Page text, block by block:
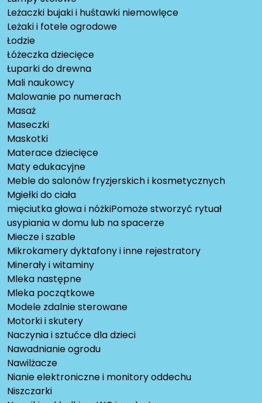
Leżaczki bujaki i huśtawki niemowlęce
Leżaki i fotele ogrodowe
Łodzie
Łóżeczka dziecięce
Łuparki do drewna
Mali naukowcy
Malowanie po numerach
Masaż
Maseczki
Maskotki
Materace dziecięce
Maty edukacyjne
Meble do salonów fryzjerskich i kosmetycznych
Mgiełki do ciała
mięciutka głowa i nóżkiPomoże stworzyć rytuał
usypiania w domu lub na spacerze
Miecze i szable
Mikrokamery dyktafony i inne rejestratory
Minerały i witaminy
Mleka następne
Mleka początkowe
Modele zdalnie sterowane
Motorki i skutery
Naczynia i sztućce dla dzieci
Nawadnianie ogrodu
Nawilżacze
Nianie elektroniczne i monitory oddechu
Niszczarki